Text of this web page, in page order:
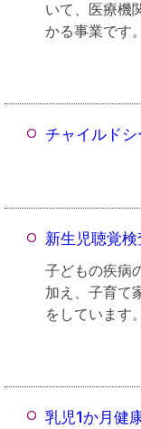
いて、医療機
かる事業です。
チャイルド
新生児聴覚
子どもの疾病
加え、子育て
をしています。
乳児1か月健